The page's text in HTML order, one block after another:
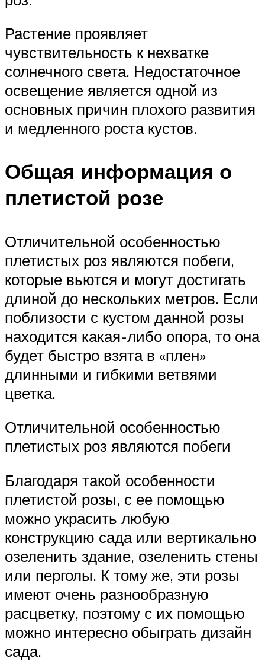
Растение проявляет
чувствительность к нехватке
солнечного света. Недостаточное
освещение является одной из
основных причин плохого развития
и медленного роста кустов.
Общая информация о
плетистой розе
Отличительной особенностью
плетистых роз являются побеги,
которые вьются и могут достигать
длиной до нескольких метров. Если
поблизости с кустом данной розы
находится какая-либо опора, то она
будет быстро взята в «плен»
длинными и гибкими ветвями
цветка.
Отличительной особенностью
плетистых роз являются побеги
Благодаря такой особенности
плетистой розы, с ее помощью
можно украсить любую
конструкцию сада или вертикально
озеленить здание, озеленить стены
или перголы. К тому же, эти розы
имеют очень разнообразную
расцветку, поэтому с их помощью
можно интересно обыграть дизайн
сада.